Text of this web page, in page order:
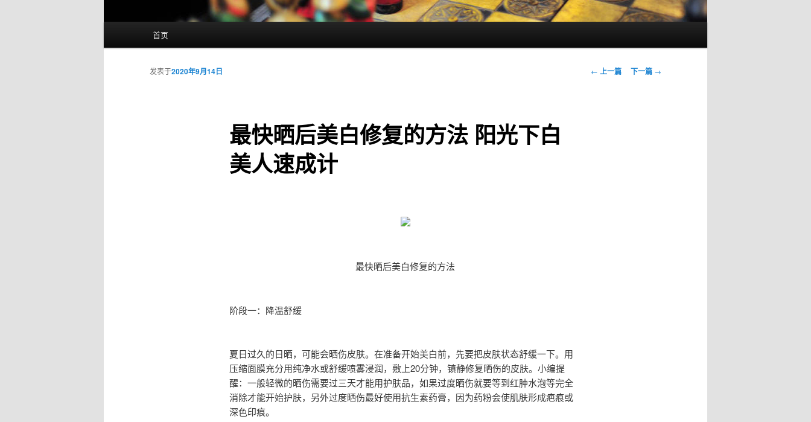
首页
文
← 上一篇 下一篇 →
最快晒后美白修复的方法 阳光下白
美人速成计
发表于2020年9月14日
最快晒后美白修复的方法
阶段一：降温舒缓
夏日过久的日晒，可能会晒伤皮肤。在准备开始美白前，先要把皮肤状态舒缓一下。用
压缩面膜充分用纯净水或舒缓喷雾浸润，敷上20分钟，镇静修复晒伤的皮肤。小编提
醒：一般轻微的晒伤需要过三天才能用护肤品，如果过度晒伤就要等到红肿水泡等完全
消除才能开始护肤，另外过度晒伤最好使用抗生素药膏，因为药粉会使肌肤形成疤痕或
深色印痕。